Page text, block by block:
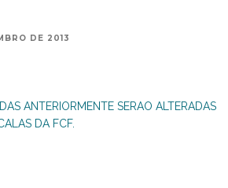
DE 2013
ANTERIORMENTE SERAO ALTERADAS
DA FCF.